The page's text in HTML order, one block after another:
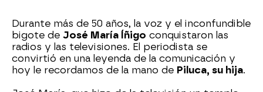
Durante más de 50 años, la voz y el inconfundible
bigote de José María Íñigo conquistaron las
radios y las televisiones. El periodista se
convirtió en una leyenda de la comunicación y
hoy le recordamos de la mano de Piluca, su hija.